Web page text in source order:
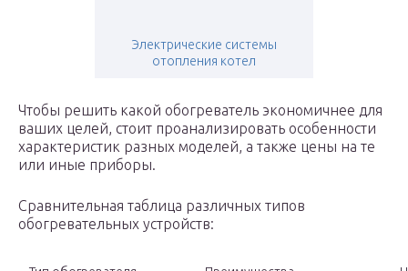
Электрические системы
отопления котел
Чтобы решить какой обогреватель экономичнее для
ваших целей, стоит проанализировать особенности
характеристик разных моделей, а также цены на те
или иные приборы.
Сравнительная таблица различных типов
обогревательных устройств: